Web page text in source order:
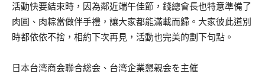
活動快要結束時，因為鄰近端午佳節，錢總會長也特意準備了
肉圓、肉粽當做伴手禮，讓大家都能滿載而歸。大家彼此道別
時都依依不捨，相約下次再見，活動也完美的劃下句點。
日本台湾商会聯合総会、台湾企業懇親会を主催